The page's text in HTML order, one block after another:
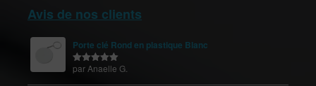
Avis de nos clients
Porte clé Rond en plastique Blanc
Note5sur
par Anaelle G.